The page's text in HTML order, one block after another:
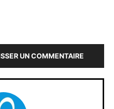
UN COMMENTAIRE